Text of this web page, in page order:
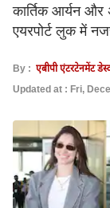
कार्तिक आर्यन
एयरपोर्ट लुक में
By : एबीपी एंटरटेनमेंट
Updated at : Fri,